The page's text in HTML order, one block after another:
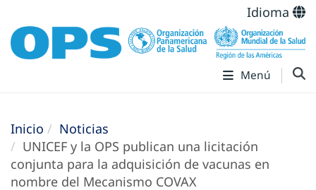
Idioma
Menú
Inicio
Noticias
UNICEF y la OPS publican una licitación
conjunta para la adquisición de vacunas en
nombre del Mecanismo COVAX